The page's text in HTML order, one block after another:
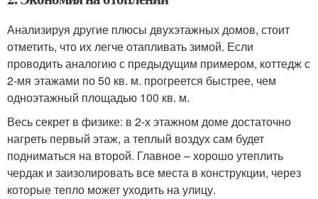
Анализируя другие плюсы двухэтажных домов, стоит
отметить, что их легче отапливать зимой. Если
проводить аналогию с предыдущим примером, коттедж с
2-мя этажами по 50 кв. м. прогреется быстрее, чем
одноэтажный площадью 100 кв. м.
Весь секрет в физике: в 2-х этажном доме достаточно
нагреть первый этаж, а теплый воздух сам будет
подниматься на второй. Главное – хорошо утеплить
чердак и заизолировать все места в конструкции, через
которые тепло может уходить на улицу.